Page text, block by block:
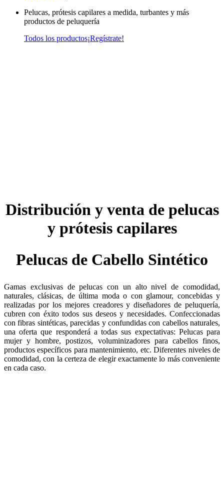
Pelucas, prótesis capilares a medida, turbantes y más
productos de peluquería
Todos los productos¡Regístrate!
Distribución y venta de pelucas
y prótesis capilares
Pelucas de Cabello Sintético
Gamas exclusivas de pelucas con un alto nivel de comodidad,
naturales, clásicas, de última moda o con glamour, concebidas y
realizadas por los mejores creadores y diseñadores de peluquería,
cubren con éxito todos sus deseos y necesidades. Confeccionadas
con fibras sintéticas, parecidas y confundidas con cabellos naturales,
una oferta que responderá a todas sus expectativas: Pelucas para
mujer y hombre, postizos, voluminizadores para cabellos finos,
productos específicos para mantenimiento, etc. Diferentes niveles de
comodidad, con la certeza de elegir exactamente lo más conveniente
en cada caso.